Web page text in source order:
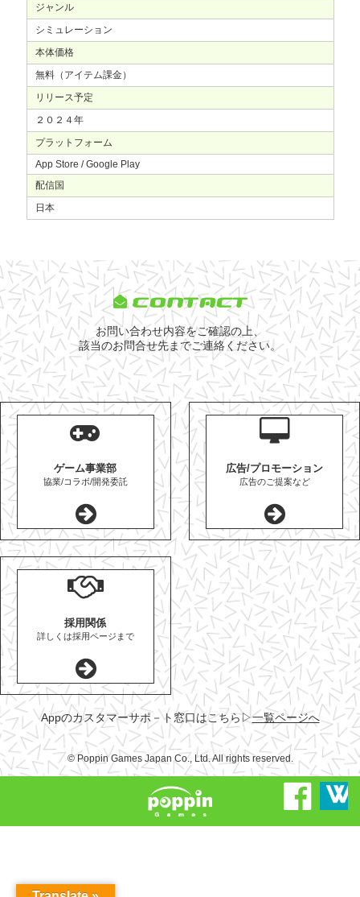
ジャンル
シミュレーション
本体価格
無料（アイテム課金）
リリース予定
２０２４年
プラットフォーム
App Store / Google Play
配信国
日本
CONTACT
お問い合わせ内容をご確認の上、
該当のお問合せ先までご連絡ください。
ゲーム事業部
協業/コラボ/開発委託
広告/プロモーション
広告のご提案など
採用関係
詳しくは採用ページまで
Appのカスタマーサポ－ト窓口はこちら▷一覧ページへ
© Poppin Games Japan Co., Ltd. All rights reserved.